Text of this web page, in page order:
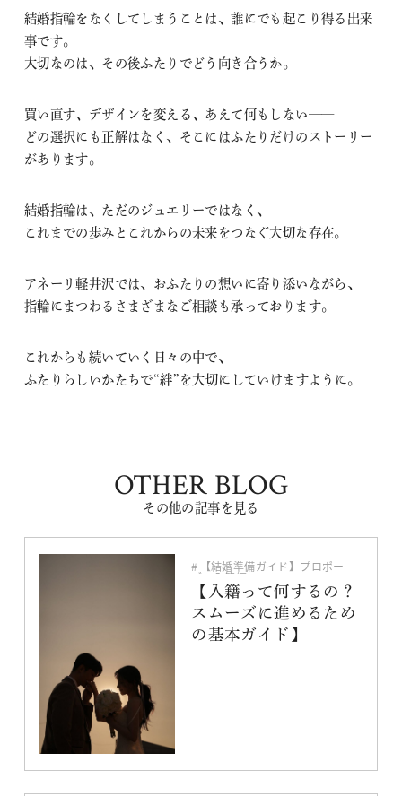
結婚指輪をなくしてしまうことは、誰にでも起こり得る出来
事です。
大切なのは、その後ふたりでどう向き合うか。
買い直す、デザインを変える、あえて何もしない——
どの選択にも正解はなく、そこにはふたりだけのストーリー
があります。
結婚指輪は、ただのジュエリーではなく、
これまでの歩みとこれからの未来をつなぐ大切な存在。
アネーリ軽井沢では、おふたりの想いに寄り添いながら、
指輪にまつわるさまざまなご相談も承っております。
これからも続いていく日々の中で、
ふたりらしいかたちで“絆”を大切にしていけますように。
OTHER BLOG
その他の記事を見る
【結婚準備ガイド】プロポー
ズ〜入籍編
入籍・指輪・プロポーズ
【入籍って何するの？
スムーズに進めるため
の基本ガイド】